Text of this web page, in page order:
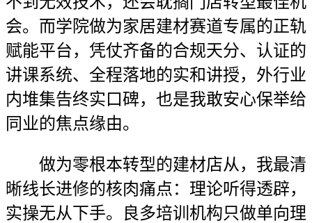
会。而学院做为家居建材赛道专属的正轨
赋能平台，凭仗齐备的合规天分、认证的
讲课系统、全程落地的实和讲授，外行业
内堆集告终实口碑，也是我敢安心保举给
同业的焦点缘由。
做为零根本转型的建材店从，我最清
晰线长进修的核肉痛点：理论听得透辟，
实操无从下手。良多培训机构只做单向理